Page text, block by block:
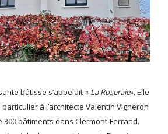
bâtisse s’appelait « La Roseraie». Elle
à l’architecte Valentin Vigneron
300 bâtiments dans Clermont-Ferrand.